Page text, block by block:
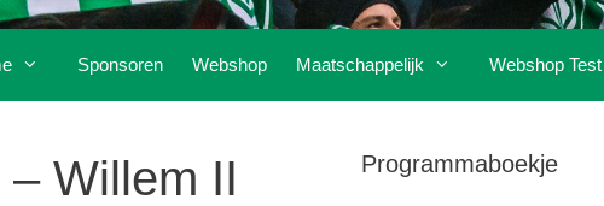
Sponsoren Webshop Maatschappelijk Webshop Test
Willem II Programmaboekje